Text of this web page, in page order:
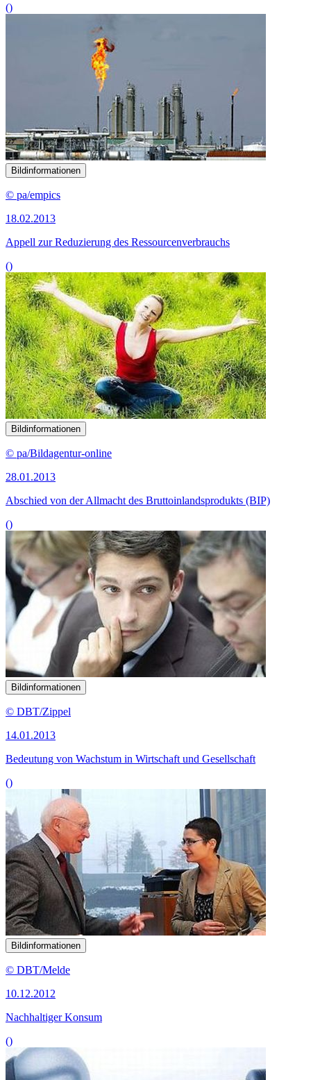
()
Bildinformationen
© pa/empics
18.02.2013
Appell zur Reduzierung des Ressourcenverbrauchs
()
Bildinformationen
© pa/Bildagentur-online
28.01.2013
Abschied von der Allmacht des Bruttoinlandsprodukts (BIP)
()
Bildinformationen
© DBT/Zippel
14.01.2013
Bedeutung von Wachstum in Wirtschaft und Gesellschaft
()
Bildinformationen
© DBT/Melde
10.12.2012
Nachhaltiger Konsum
()